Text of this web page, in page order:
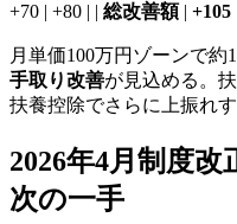
+70 | +80 | | 総改善額| +105
月単価100万円ゾーンで約
手取り改善が見込める。
扶養控除でさらに上振れす
2026年4月制度改
次の一手